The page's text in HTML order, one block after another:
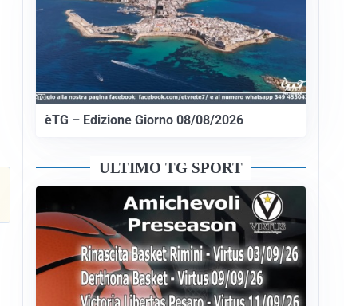
èTG – Edizione Giorno 08/08/2026
ULTIMO TG SPORT